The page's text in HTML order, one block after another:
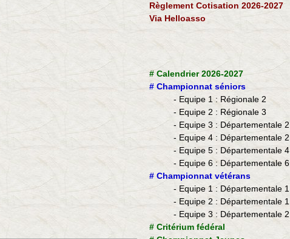
Règlement Cotisation 2026-2027
Via Helloasso
# Calendrier 2026-2027
# Championnat séniors
- Equipe 1 : Régionale 2
- Equipe 2 : Régionale 3
- Equipe 3 : Départementale 2
- Equipe 4 : Départementale 2
- Equipe 5 : Départementale 4
- Equipe 6 : Départementale 6
​# Championnat vétérans
- ​Equipe 1 : Départementale 1
- Equipe 2 : Départementale 1
- Equipe 3 : Départementale 2
# Critérium fédéral